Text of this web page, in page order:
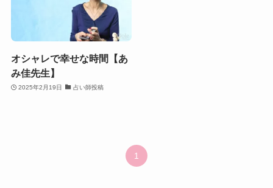
オシャレで幸せな時間【あ
み佳先生】
2025年2月19日 占い師投稿
1